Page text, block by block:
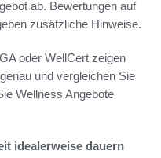
ab. Bewertungen auf
zusätzliche Hinweise.
oder WellCert zeigen
und vergleichen Sie
Wellness Angebote
idealerweise dauern